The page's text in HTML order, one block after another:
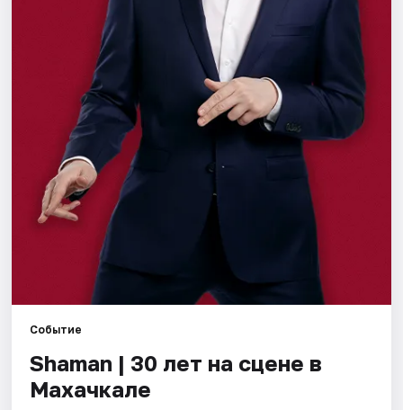
Рейтинги
Событие
Shaman | 30 лет на сцене в
Махачкале